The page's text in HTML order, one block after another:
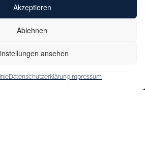
Akzeptieren
Ablehnen
ansehen
Datenschutzerklärung Impressum
SHOE OUTLET